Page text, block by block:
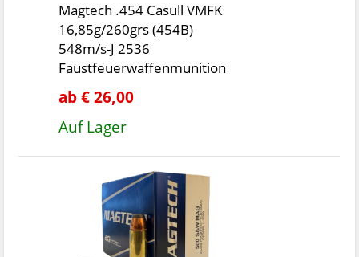
Magtech .454 Casull VMFK
16,85g/260grs (454B)
548m/s-J 2536
Faustfeuerwaffenmunition
ab € 26,00
Auf Lager